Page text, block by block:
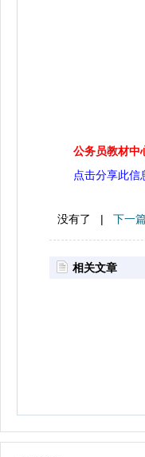
公务员教材中
点击分享此信
没有了 | 下一
相关文章